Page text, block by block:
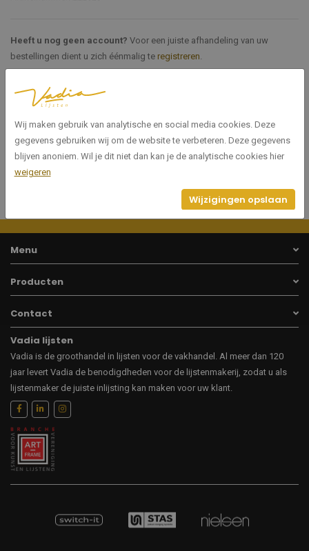
Heeft u nog geen account? Voor een juiste afhandeling van uw
bestellingen dient u zich éénmalig te registreren.
Specificaties
Artikelnummer 222023
Menu
Producten
Contact
Vadia lijsten
Vadia is de groothandel in lijsten voor de vakhandel. Al meer dan 120
jaar levert Vadia de benodigdheden voor de lijstenmakerij, zodat u als
lijstenmaker de juiste inlijsting kan maken voor uw klant.
Wij maken gebruik van analytische en social media cookies. Deze
gegevens gebruiken wij om de website te verbeteren. Deze gegevens
blijven anoniem. Wil je dit niet dan kan je de analytische cookies hier
weigeren
Wijzigingen opslaan